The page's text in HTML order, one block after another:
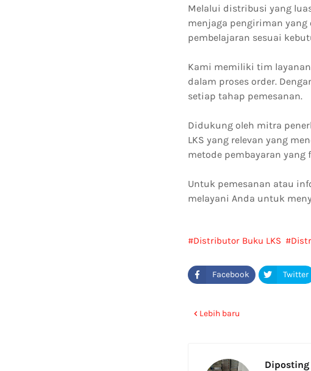
Melalui distribusi yang
menjaga pengiriman yang
pembelajaran sesuai
Kami memiliki tim
dalam proses order.
setiap tahap pemesanan.
Didukung oleh mitra
LKS yang relevan yang
metode pembayaran
Untuk pemesanan atau
melayani Anda untuk
Distributor Buku LKS
Lebih baru
Diposting